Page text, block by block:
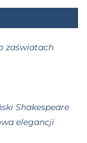
zaświatach
Shakespeare
elegancji